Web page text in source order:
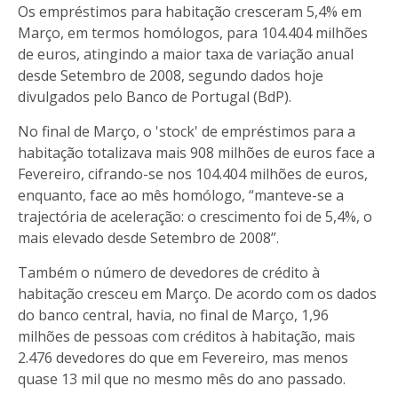
Os empréstimos para habitação cresceram 5,4% em
Março, em termos homólogos, para 104.404 milhões
de euros, atingindo a maior taxa de variação anual
desde Setembro de 2008, segundo dados hoje
divulgados pelo Banco de Portugal (BdP).
No final de Março, o 'stock' de empréstimos para a
habitação totalizava mais 908 milhões de euros face a
Fevereiro, cifrando-se nos 104.404 milhões de euros,
enquanto, face ao mês homólogo, “manteve-se a
trajectória de aceleração: o crescimento foi de 5,4%, o
mais elevado desde Setembro de 2008”.
Também o número de devedores de crédito à
habitação cresceu em Março. De acordo com os dados
do banco central, havia, no final de Março, 1,96
milhões de pessoas com créditos à habitação, mais
2.476 devedores do que em Fevereiro, mas menos
quase 13 mil que no mesmo mês do ano passado.